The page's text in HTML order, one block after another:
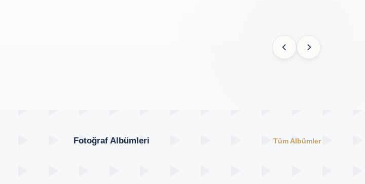
Fotoğraf Albümleri Tüm Albümler